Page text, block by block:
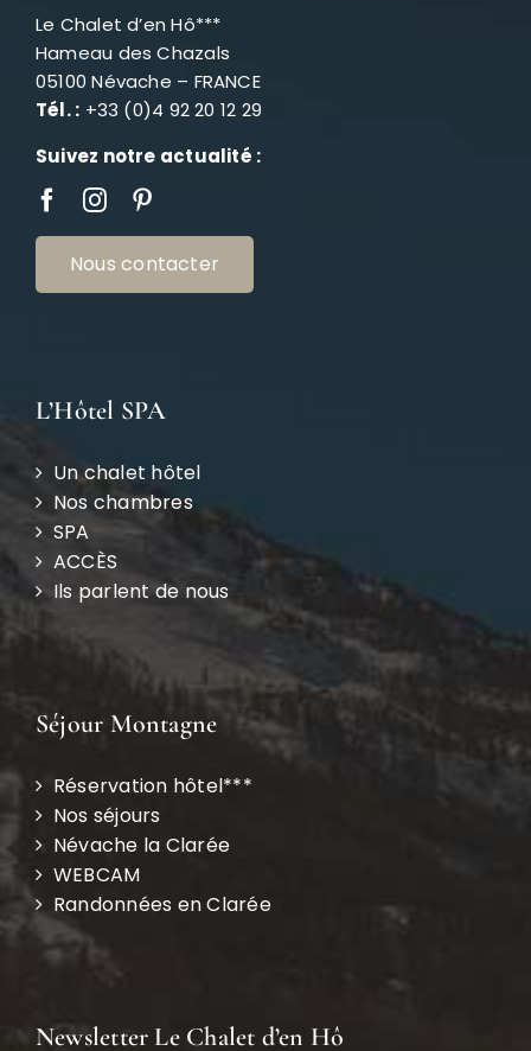
Tél. :+33 (0)4 92 20 12 29
Suivez notre actualité :
Nous contacter
Un chalet hôtel
Nos chambres
ACCÈS
Ils parlent de nous
Séjour Montagne
Réservation hôtel***
Nos séjours
WEBCAM
Randonnées en Clarée
Newsletter Le Chalet d’en Hô